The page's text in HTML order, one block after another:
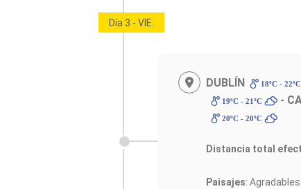
Día 3 - VIE.
DUBLÍN 18ºC - 22ºC
19ºC - 21ºC -
20ºC - 20ºC
Distancia total
Paisajes: